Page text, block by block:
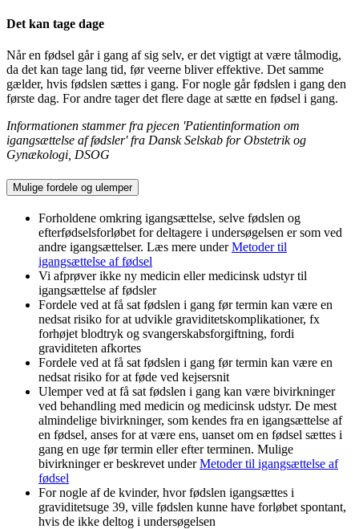
Det kan tage dage
Når en fødsel går i gang af sig selv, er det vigtigt at være tålmodig,
da det kan tage lang tid, før veerne bliver effektive. Det samme
gælder, hvis fødslen sættes i gang. For nogle går fødslen i gang den
første dag. For andre tager det flere dage at sætte en fødsel i gang.
Informationen stammer fra pjecen 'Patientinformation om
igangsættelse af fødsler' fra Dansk Selskab for Obstetrik og
Gynækologi, DSOG
Mulige fordele og ulemper
Forholdene omkring igangsættelse, selve fødslen og
efterfødselsforløbet for deltagere i undersøgelsen er som ved
andre igangsættelser. Læs mere underMetoder til
igangsættelse af fødsel
Vi afprøver ikke ny medicin eller medicinsk udstyr til
igangsættelse af fødsler
Fordele ved at få sat fødslen i gang før termin kan være en
nedsat risiko for at udvikle graviditetskomplikationer, fx
forhøjet blodtryk og svangerskabsforgiftning, fordi
graviditeten afkortes
Fordele ved at få sat fødslen i gang før termin kan være en
nedsat risiko for at føde ved kejsersnit
Ulemper ved at få sat fødslen i gang kan være bivirkninger
ved behandling med medicin og medicinsk udstyr. De mest
almindelige bivirkninger, som kendes fra en igangsættelse af
en fødsel, anses for at være ens, uanset om en fødsel sættes i
gang en uge før termin eller efter terminen. Mulige
bivirkninger er beskrevet underMetoder til igangsættelse af
fødsel
For nogle af de kvinder, hvor fødslen igangsættes i
graviditetsuge 39, ville fødslen kunne have forløbet spontant,
hvis de ikke deltog i undersøgelsen